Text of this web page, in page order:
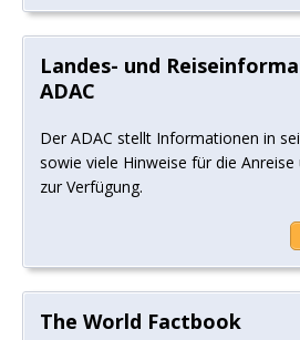
Landes- und
ADAC
Der ADAC stellt Informationen in
sowie viele Hinweise für die
zur Verfügung.
The World Factbook